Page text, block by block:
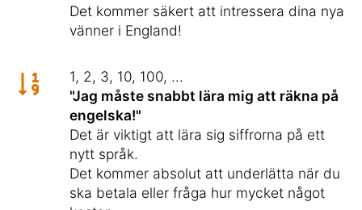
Det kommer säkert att intressera dina nya
vänner i England!
1, 2, 3, 10, 100, ...
"Jag måste snabbt lära mig att räkna på
engelska!"
Det är viktigt att lära sig siffrorna på ett
nytt språk.
Det kommer absolut att underlätta när du
ska betala eller fråga hur mycket något